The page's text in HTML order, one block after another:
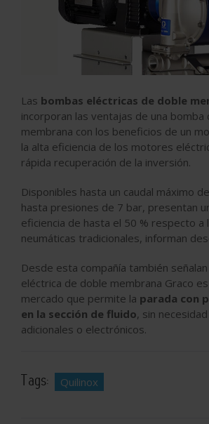
Las bombas eléctricas de doble
incorporan las ventajas de una bomba
membrana con los beneficios de un
la alta eficiencia de los motores
rápida recuperación de la inversión.
Disponibles hasta un caudal máximo
hasta presiones de 7 bar, presentan
eficiencia de hasta el 50 % respecto a
neumáticas tradicionales, informan
Desde esta compañía también
eléctrica de doble membrana Graco es
mercado que permite la parada con
en la sección de fluido, sin
adicionales o electrónicos.
Tags: Quilinox